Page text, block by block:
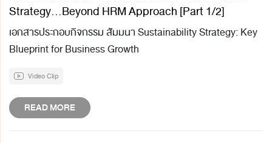
Strategy...Beyond HRM Approach [Part 1/2]
เอกสารประกอบกิจกรรม สัมมนา Sustainability Strategy: Key
Blueprint for Business Growth
Video Clip
READ MORE